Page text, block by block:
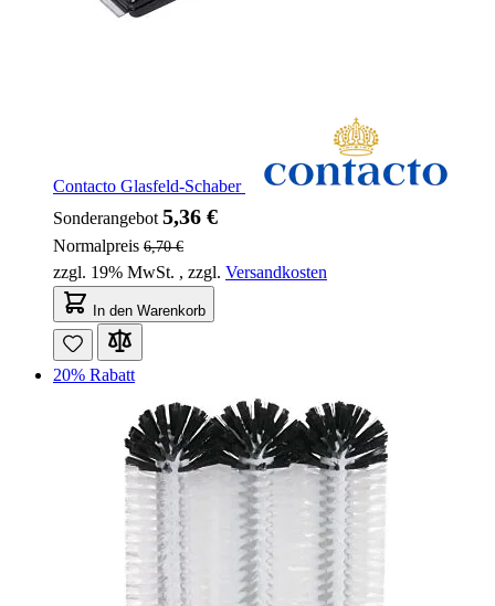
Contacto Glasfeld-Schaber
Sonderangebot 5,36 €
Normalpreis 6,70 €
zzgl. 19% MwSt. , zzgl. Versandkosten
In den Warenkorb
20% Rabatt